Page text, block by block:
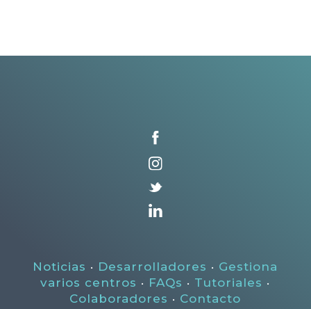
Noticias · Desarrolladores · Gestiona
varios centros · FAQs · Tutoriales ·
Colaboradores · Contacto